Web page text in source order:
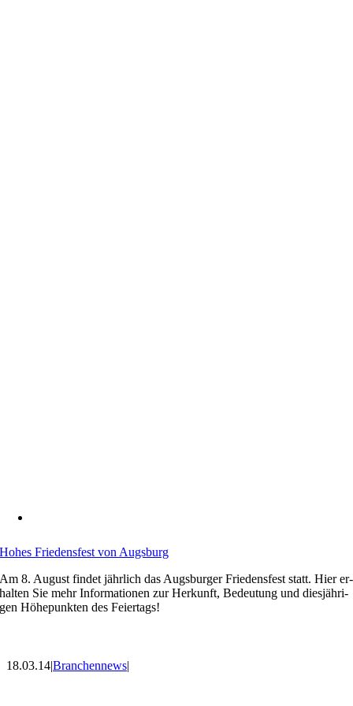
Ho­hes Frie­dens­fest von Augs­burg
Am 8. Au­gust fin­det jähr­lich das Augs­bur­ger Frie­dens­fest statt. Hier er­
hal­ten Sie mehr In­for­ma­tio­nen zur Her­kunft, Be­deu­tung und dies­jäh­ri­
gen Hö­he­punk­ten des Fei­er­tags!
18.03.14|Branchennews|